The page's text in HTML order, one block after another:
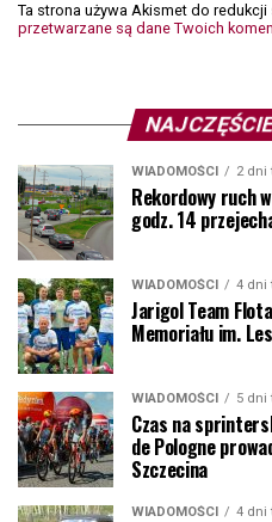
Ta strona używa Akismet do redukcji
przetwarzane są dane Twoich
WIADOMOŚCI 2 dni
Rekordowy ruch
godz. 14
WIADOMOŚCI 4 dni
Jarigol Team
Memoriału im.
WIADOMOŚCI 5 dni
Czas na
de Pologne
Szczecina
WIADOMOŚCI 4 dni